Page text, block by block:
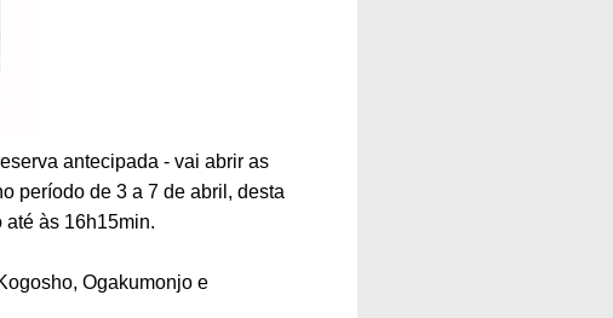
antecipada - vai abrir as
período de 3 a 7 de abril, desta
até às 16h15min.
Ogakumonjo e